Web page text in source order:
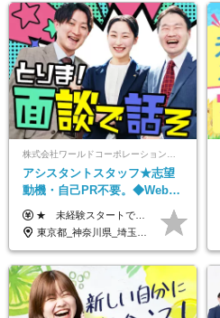
アシスタントスタッフ★志望
動機・自己PR不要。◆Web面
談OK◆完全週休2日◆年収700
万円可/p13
★ 未経験スタートでも月収40万円以上も目指せます！ ★ ★ 試用期間6か月あり／給与・待遇に変更なし ★ ＼パターン①orパターン②で給与形態の選択が可能／ ＜パターン①＞ 月給+交通費+（残業代は全額別途支給） 【首都圏・関東・北信越】 月給30.0万円以上 【関西】 月給27.5万円以上 【中部】 月給26.5万円以上 【東北】 月給24.5万円以上 【北海道】 月給24.0万円以上 【九州・中四国】 月給25.5万円以上 ＜パターン②＞ 月給（固定残業代20H含む）+交通費+賞与年2回+残業代 （※20H場合を超過した場合は全額別途支給） 【首都圏・関東・北信越】 月給25.0万円以上 【関 西・中部】 月給24.5万円以上 【東 北・北海道・九州・中四国】 月給23.5万円以上 ※上記給与には固定残業代（月20H分）を含みます 固定残業代は残業の有無に関わらず支給し、超過分は別途全額支給いたします ①②の給与形態はご本人様と相談の上、最終的に会社が決定いたします （内定時に通知） ■給与改定年1回 ■(※)賞与年2回（昨年度支給実績2回／頑張りを評価） (※)支給条件に規定あり
東京都_神奈川県_埼玉県_千葉県_大阪府_愛知県_北海道_青森県_岩手県_宮城県_秋田県_山形県_福島県_茨城県_栃木県_群馬県_新潟県_山梨県_長野県_富山県_石川県_福井県_静岡県_岐阜県_三重県_兵庫県_京都府_滋賀県_奈良県_和歌山県_広島県_岡山県_鳥取県_島根県_山口県_徳島県_香川県_愛媛県_高知県_福岡県_佐賀県_長崎県_大分県_宮崎県_鹿児島県_沖縄県